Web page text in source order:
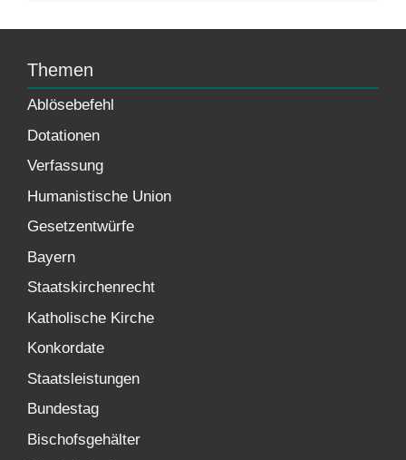
Themen
Ablösebefehl
Dotationen
Verfassung
Humanistische Union
Gesetzentwürfe
Bayern
Staatskirchenrecht
Katholische Kirche
Konkordate
Staatsleistungen
Bundestag
Bischofsgehälter